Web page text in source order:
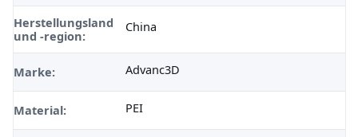
Herstellungsland
und -region:
China
Marke: Advanc3D
Material: PEI